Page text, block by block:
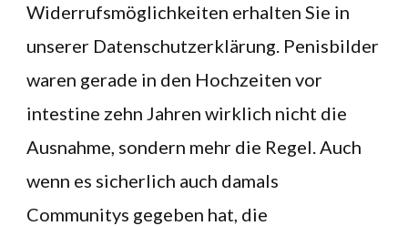
Widerrufsmöglichkeiten erhalten Sie in
unserer Datenschutzerklärung. Penisbilder
waren gerade in den Hochzeiten vor
intestine zehn Jahren wirklich nicht die
Ausnahme, sondern mehr die Regel. Auch
wenn es sicherlich auch damals
Communitys gegeben hat, die